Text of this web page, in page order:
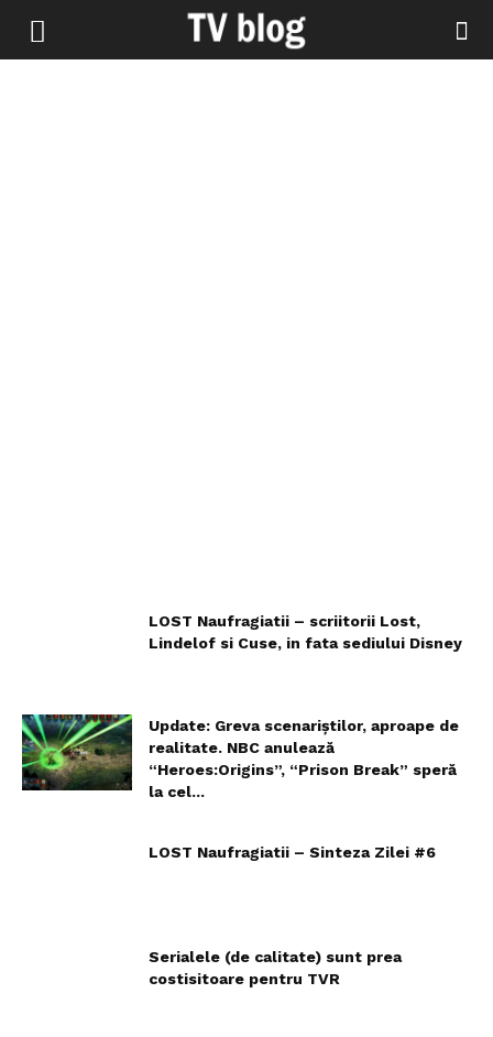
LOST Naufragiatii – scriitorii Lost,
Lindelof si Cuse, in fata sediului Disney
Update: Greva scenariştilor, aproape de
realitate. NBC anulează
“Heroes:Origins”, “Prison Break” speră
la cel...
LOST Naufragiatii – Sinteza Zilei #6
Serialele (de calitate) sunt prea
costisitoare pentru TVR